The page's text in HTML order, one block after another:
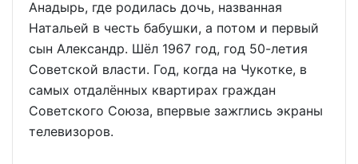
Анадырь, где родилась дочь, названная
Натальей в честь бабушки, а потом и первый
сын Александр. Шёл 1967 год, год 50-летия
Советской власти. Год, когда на Чукотке, в
самых отдалённых квартирах граждан
Советского Союза, впервые зажглись экраны
телевизоров.